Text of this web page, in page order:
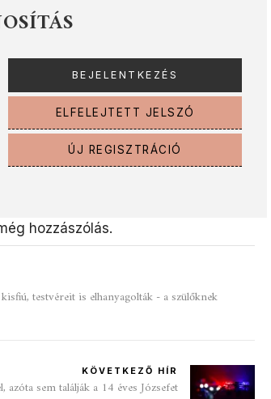
ELFELEJTETT JELSZÓ
ÚJ REGISZTRÁCIÓ
hozzászólás.
testvéreit is elhanyagolták - a szülőknek
KÖVETKEZŐ HÍR
azóta sem találják a 14 éves Józsefet